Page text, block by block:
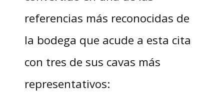
referencias más reconocidas de
la bodega que acude a esta cita
con tres de sus cavas más
representativos: